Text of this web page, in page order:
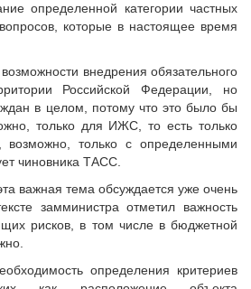
совета
определенной категории частных
которые в настоящее время
внедрения обязательного
Российской Федерации, но
в целом, потому что это было бы
только для ИЖС, то есть только
только с определенными
чиновника ТАСС.
важная тема обсуждается уже очень
замминистра отметил важность
рисков, в том числе в бюджетной
определения критериев